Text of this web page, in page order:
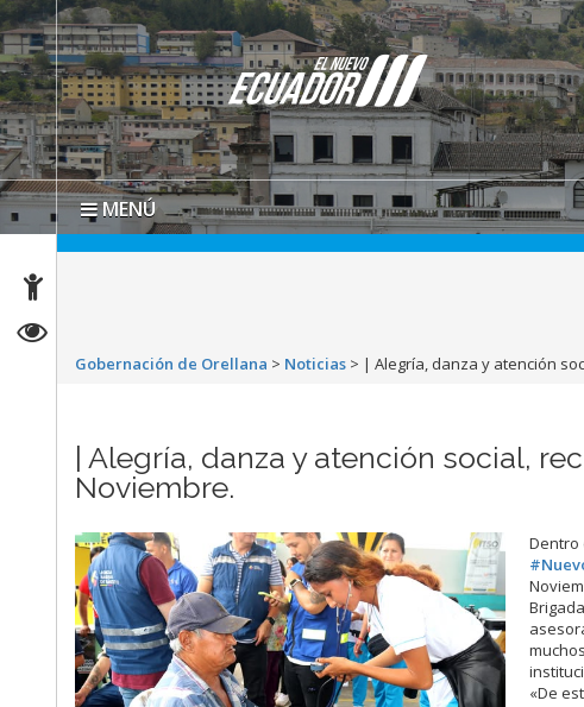
MENÚ
Gobernación de Orellana > Noticias > | Alegría, danza y atención
| Alegría, danza y atención social,
Noviembre.
Dentro
«De